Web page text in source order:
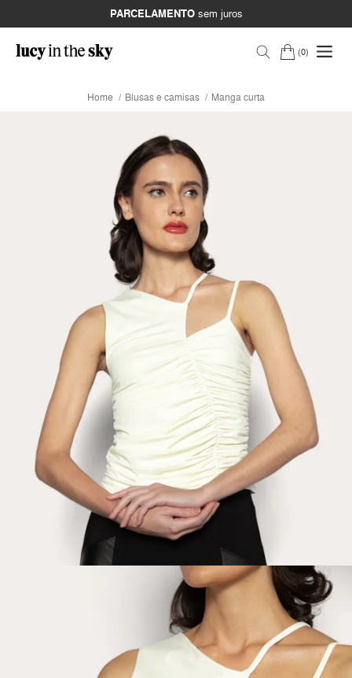
PARCELAMENTOsem juros
0
Home Blusas e camisas Manga curta